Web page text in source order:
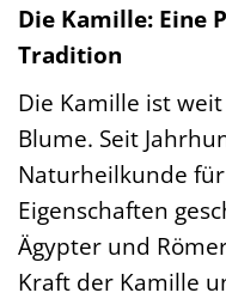
Die Kamille: Eine
Tradition
Die Kamille ist
Blume. Seit
Naturheilkunde
Eigenschaften
Ägypter und
Kraft der Kamille